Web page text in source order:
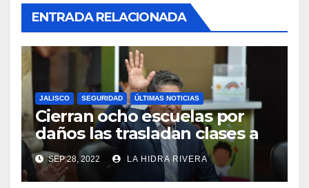
ENTRADA RELACIONADA
JALISCO SEGURIDAD ÚLTIMAS NOTICIAS
Cierran ocho escuelas por
daños las trasladan clases a
sedes alternas.
SEP 28, 2022 LA HIDRA RIVERA